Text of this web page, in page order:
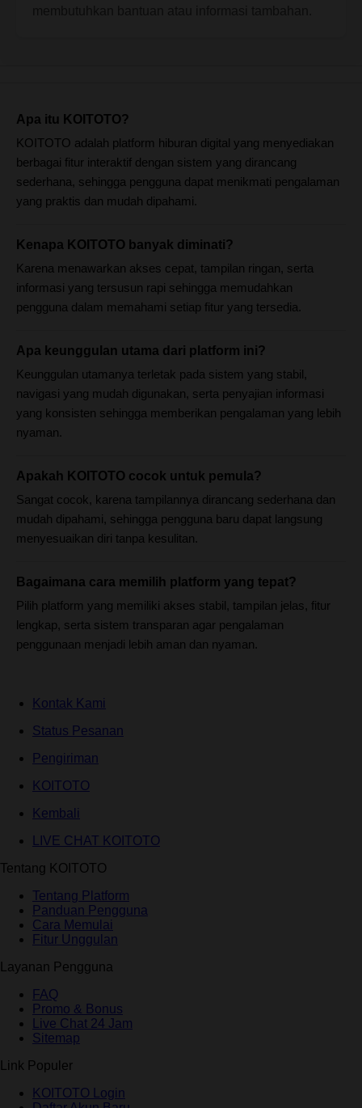
Apa itu KOITOTO?
KOITOTO adalah platform hiburan digital yang menyediakan
berbagai fitur interaktif dengan sistem yang dirancang
sederhana, sehingga pengguna dapat menikmati pengalaman
yang praktis dan mudah dipahami.
Kenapa KOITOTO banyak diminati?
Karena menawarkan akses cepat, tampilan ringan, serta
informasi yang tersusun rapi sehingga memudahkan
pengguna dalam memahami setiap fitur yang tersedia.
Apa keunggulan utama dari platform ini?
Keunggulan utamanya terletak pada sistem yang stabil,
navigasi yang mudah digunakan, serta penyajian informasi
yang konsisten sehingga memberikan pengalaman yang lebih
nyaman.
Apakah KOITOTO cocok untuk pemula?
Sangat cocok, karena tampilannya dirancang sederhana dan
mudah dipahami, sehingga pengguna baru dapat langsung
menyesuaikan diri tanpa kesulitan.
Bagaimana cara memilih platform yang tepat?
Pilih platform yang memiliki akses stabil, tampilan jelas, fitur
lengkap, serta sistem transparan agar pengalaman
penggunaan menjadi lebih aman dan nyaman.
Kontak Kami
Status Pesanan
Pengiriman
KOITOTO
Kembali
LIVE CHAT KOITOTO
Tentang KOITOTO
Tentang Platform
Panduan Pengguna
Cara Memulai
Fitur Unggulan
Layanan Pengguna
FAQ
Promo & Bonus
Live Chat 24 Jam
Sitemap
Link Populer
KOITOTO Login